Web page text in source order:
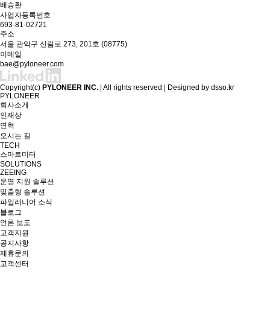
배승환
사업자등록번호
693-81-02721
주소
서울 관악구 신림로 273, 201호 (08775)
이메일
bae@pyloneer.com
Copyright(c) PYLONEER INC. | All rights reserved | Designed by dsso.kr
PYLONEER
회사소개
인재상
연혁
오시는 길
TECH
스마트미터
SOLUTIONS
ZEEING
운영 지원 솔루션
맞춤형 솔루션
파일러니어 소식
블로그
언론 보도
고객지원
공지사항
제휴문의
고객센터